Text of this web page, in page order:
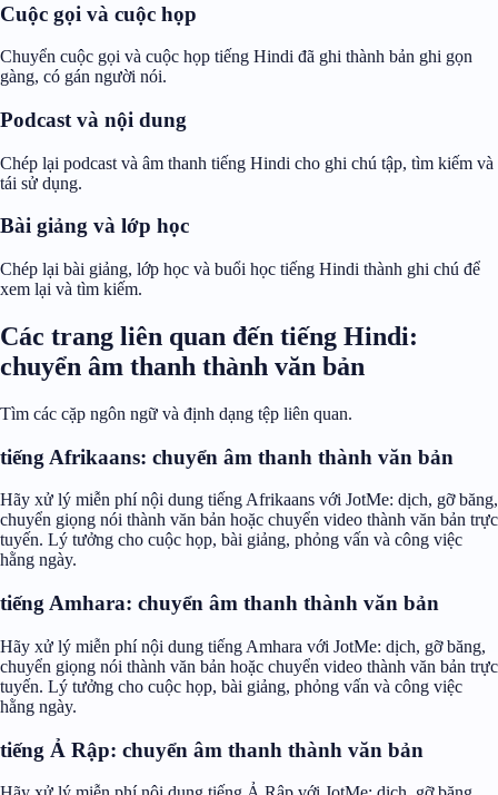
Cuộc gọi và cuộc họp
Chuyển cuộc gọi và cuộc họp tiếng Hindi đã ghi thành bản ghi gọn
gàng, có gán người nói.
Podcast và nội dung
Chép lại podcast và âm thanh tiếng Hindi cho ghi chú tập, tìm kiếm và
tái sử dụng.
Bài giảng và lớp học
Chép lại bài giảng, lớp học và buổi học tiếng Hindi thành ghi chú để
xem lại và tìm kiếm.
Các trang liên quan đến tiếng Hindi:
chuyển âm thanh thành văn bản
Tìm các cặp ngôn ngữ và định dạng tệp liên quan.
tiếng Afrikaans: chuyển âm thanh thành văn bản
Hãy xử lý miễn phí nội dung tiếng Afrikaans với JotMe: dịch, gỡ băng,
chuyển giọng nói thành văn bản hoặc chuyển video thành văn bản trực
tuyến. Lý tưởng cho cuộc họp, bài giảng, phỏng vấn và công việc
hằng ngày.
tiếng Amhara: chuyển âm thanh thành văn bản
Hãy xử lý miễn phí nội dung tiếng Amhara với JotMe: dịch, gỡ băng,
chuyển giọng nói thành văn bản hoặc chuyển video thành văn bản trực
tuyến. Lý tưởng cho cuộc họp, bài giảng, phỏng vấn và công việc
hằng ngày.
tiếng Ả Rập: chuyển âm thanh thành văn bản